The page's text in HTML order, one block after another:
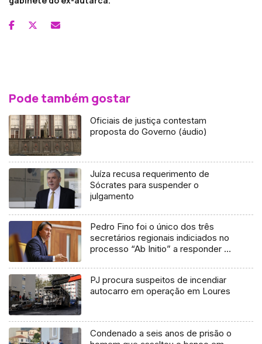
Pode também gostar
Oficiais de justiça contestam
proposta do Governo (áudio)
Juíza recusa requerimento de
Sócrates para suspender o
julgamento
Pedro Fino foi o único dos três
secretários regionais indiciados no
processo “Ab Initio” a responder à
PJ procura suspeitos de incendiar
autocarro em operação em Loures
Condenado a seis anos de prisão o